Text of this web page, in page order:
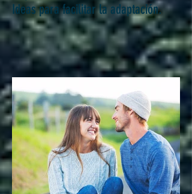
Regreso de Vacaciones al Colegio.
Ideas para facilitar la adaptación.